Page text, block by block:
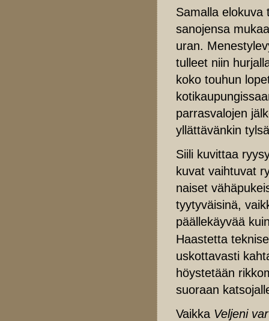
Samalla elokuva
sanojensa
uran.
tulleet niin
koko touhun
parrasvalojen
yllättävänkin
Siili kuvittaa
kuvat vaihtuvat
naiset
tyytyväisinä,
päällekäyvää
Haastetta
uskottavasti
höystetään
suoraan
Vaikka Veljeni